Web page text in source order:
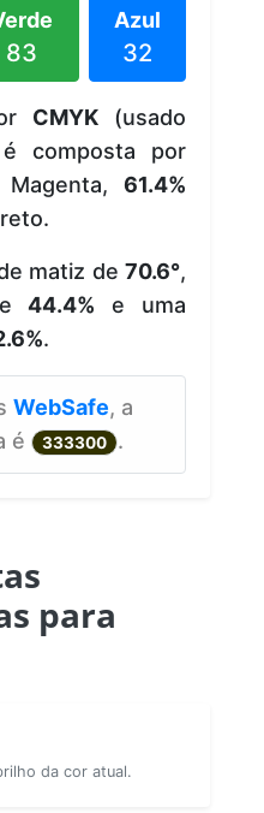
83
Azul
32
CMYK(usado
composta por
Magenta, 61.4%
matiz de 70.6°,
44.4% e uma
.
WebSafe, a
é
333300 .
para
da cor atual.